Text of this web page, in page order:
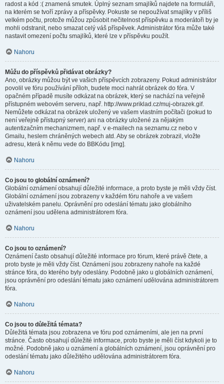
radost a kód :( znamená smutek. Úplný seznam smajlíků najdete na formuláři,
na kterém se tvoří zprávy a příspěvky. Pokuste se nepoužívat smajlíky v příliš
velkém počtu, protože můžou způsobit nečitelnost příspěvku a moderátoři by je
mohli odstranit, nebo smazat celý váš příspěvek. Administrátor fóra může také
nastavit omezení počtu smajlíků, které lze v příspěvku použít.
Nahoru
Můžu do příspěvků přidávat obrázky?
Ano, obrázky můžou být ve vašich příspěvcích zobrazeny. Pokud administrátor
povolil ve fóru používání příloh, budete moci nahrát obrázek do fóra. V
opačném případě musíte odkázat na obrázek, který se nachází na veřejně
přístupném webovém serveru, např. http://www.priklad.cz/muj-obrazek.gif.
Nemůžete odkázat na obrázek uložený ve vašem vlastním počítači (pokud to
není veřejně přístupný server) ani na obrázky uložené za nějakým
autentizačním mechanizmem, např. v e-mailech na seznamu.cz nebo v
Gmailu, heslem chráněných webech atd. Aby se obrázek zobrazil, vložte
adresu, která k němu vede do BBKódu [img].
Nahoru
Co jsou to globální oznámení?
Globální oznámení obsahují důležité informace, a proto byste je měli vždy číst.
Globální oznámení jsou zobrazeny v každém fóru nahoře a ve vašem
uživatelském panelu. Oprávnění pro odeslání tématu jako globálního
oznámení jsou udělena administrátorem fóra.
Nahoru
Co jsou to oznámení?
Oznámení často obsahují důležité informace pro fórum, které právě čtete, a
proto byste je měli vždy číst. Oznámení jsou zobrazeny nahoře na každé
stránce fóra, do kterého byly odeslány. Podobně jako u globálních oznámení,
jsou oprávnění pro odeslání tématu jako oznámení udělována administrátorem
fóra.
Nahoru
Co jsou to důležitá témata?
Důležitá témata jsou zobrazena ve fóru pod oznámeními, ale jen na první
stránce. Často obsahují důležité informace, proto byste je měli číst kdykoli je to
možné. Podobně jako u oznámení a globálních oznámení, jsou oprávnění pro
odeslání tématu jako důležitého udělována administrátorem fóra.
Nahoru